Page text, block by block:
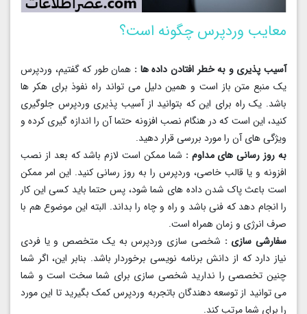
معایب وردپرس چگونه است؟
آسیب پذیری و به خطر افتادن داده ها : همان طور که گفتیم، وردپرس
یک منبع متن باز است و همین دلیل می تواند راه نفوذ برای هکر ها
باشد. یک راه برای این که بتوانید از آسیب پذیری وردپرس جلوگیری
کنید، این است که در هنگام نصب افزونه حتما آن را اندازه گیری کرده و
ویژگی های آن را مورد بررسی قرار دهید.
به روز رسانی های مداوم : شما ممکن است لازم باشد که بعد از نصب
افزونه و یا قالب خاصی، وردپرس را به روز رسانی کنید. این امر ممکن
است باعث پاک شدن داده های شما شود، پس حتما باید کسی این کار
را انجام دهد که فنی باشد و راه و چاه را بداند. البته این موضوع هم با
صرف انرژی و زمان همراه است.
سفارشی سازی : شخصی سازی وردپرس به یک متخصص و یا فردی
نیاز دارد که از دانش برنامه نویسی برخوردار باشد. بنابر این، اگر شما
چنین تخصصی را ندارید شخصی سازی برای شما سخت است و شما
می توانید از توسعه دهندگان باتجربه وردپرس کمک بگیرید تا این مورد
را برای شما مرتب کند.